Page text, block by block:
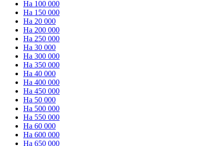
На 100 000
На 150 000
На 20 000
На 200 000
На 250 000
На 30 000
На 300 000
На 350 000
На 40 000
На 400 000
На 450 000
На 50 000
На 500 000
На 550 000
На 60 000
На 600 000
На 650 000